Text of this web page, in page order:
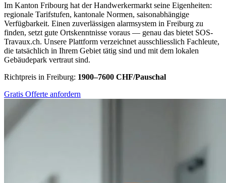
Im Kanton Fribourg hat der Handwerkermarkt seine Eigenheiten:
regionale Tarifstufen, kantonale Normen, saisonabhängige
Verfügbarkeit. Einen zuverlässigen alarmsystem in Freiburg zu
finden, setzt gute Ortskenntnisse voraus — genau das bietet SOS-
Travaux.ch. Unsere Plattform verzeichnet ausschliesslich Fachleute,
die tatsächlich in Ihrem Gebiet tätig sind und mit dem lokalen
Gebäudepark vertraut sind.
Richtpreis in Freiburg: 1900–7600 CHF/Pauschal
Gratis Offerte anfordern